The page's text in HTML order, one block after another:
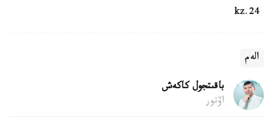
الەم
باقىتجول كاكەش
اۆتور